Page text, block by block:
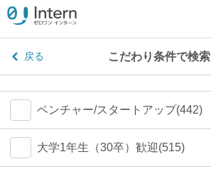
戻る こだわり条件で検索
ベンチャー/スタートアップ(442)
大学1年生（30卒）歓迎(515)